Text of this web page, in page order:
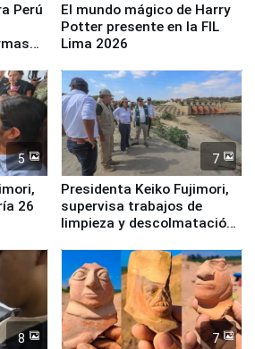
Perú
El mundo mágico de Harry
Potter presente en la FIL
Lima 2026
5
26
7
Presidenta Keiko Fujimori,
supervisa trabajos de
limpieza y descolmatación
8 7